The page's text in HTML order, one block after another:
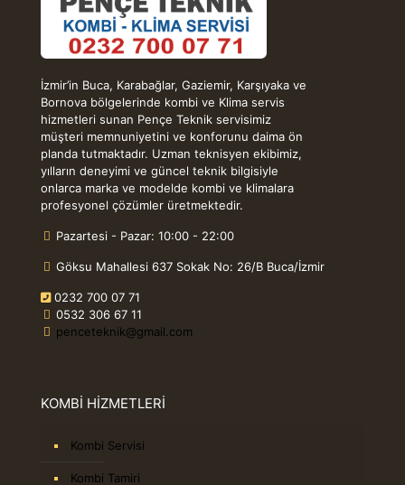
İzmir’in Buca, Karabağlar, Gaziemir, Karşıyaka ve
Bornova bölgelerinde kombi ve Klima servis
hizmetleri sunan Pençe Teknik servisimiz
müşteri memnuniyetini ve konforunu daima ön
planda tutmaktadır. Uzman teknisyen ekibimiz,
yılların deneyimi ve güncel teknik bilgisiyle
onlarca marka ve modelde kombi ve klimalara
profesyonel çözümler üretmektedir.
Pazartesi - Pazar: 10:00 - 22:00
Göksu Mahallesi 637 Sokak No: 26/B Buca/İzmir
0232 700 07 71
0532 306 67 11
penceteknik@gmail.com
KOMBİ HİZMETLERİ
Kombi Servisi
Kombi Tamiri